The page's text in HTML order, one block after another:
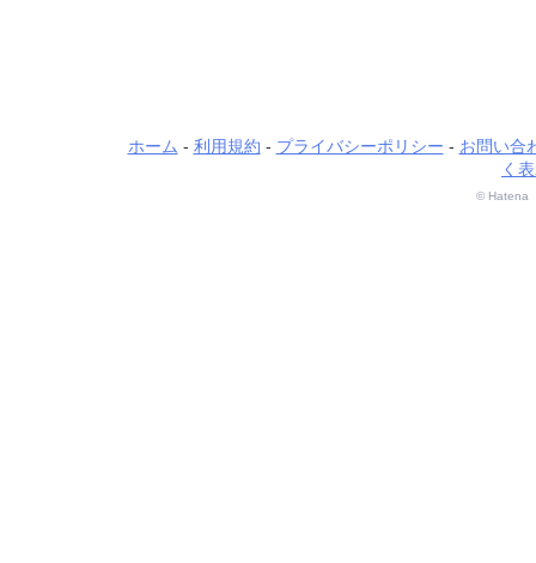
ホーム 利用規約 プライバシーポリシー
お問い合
く
© Hatena